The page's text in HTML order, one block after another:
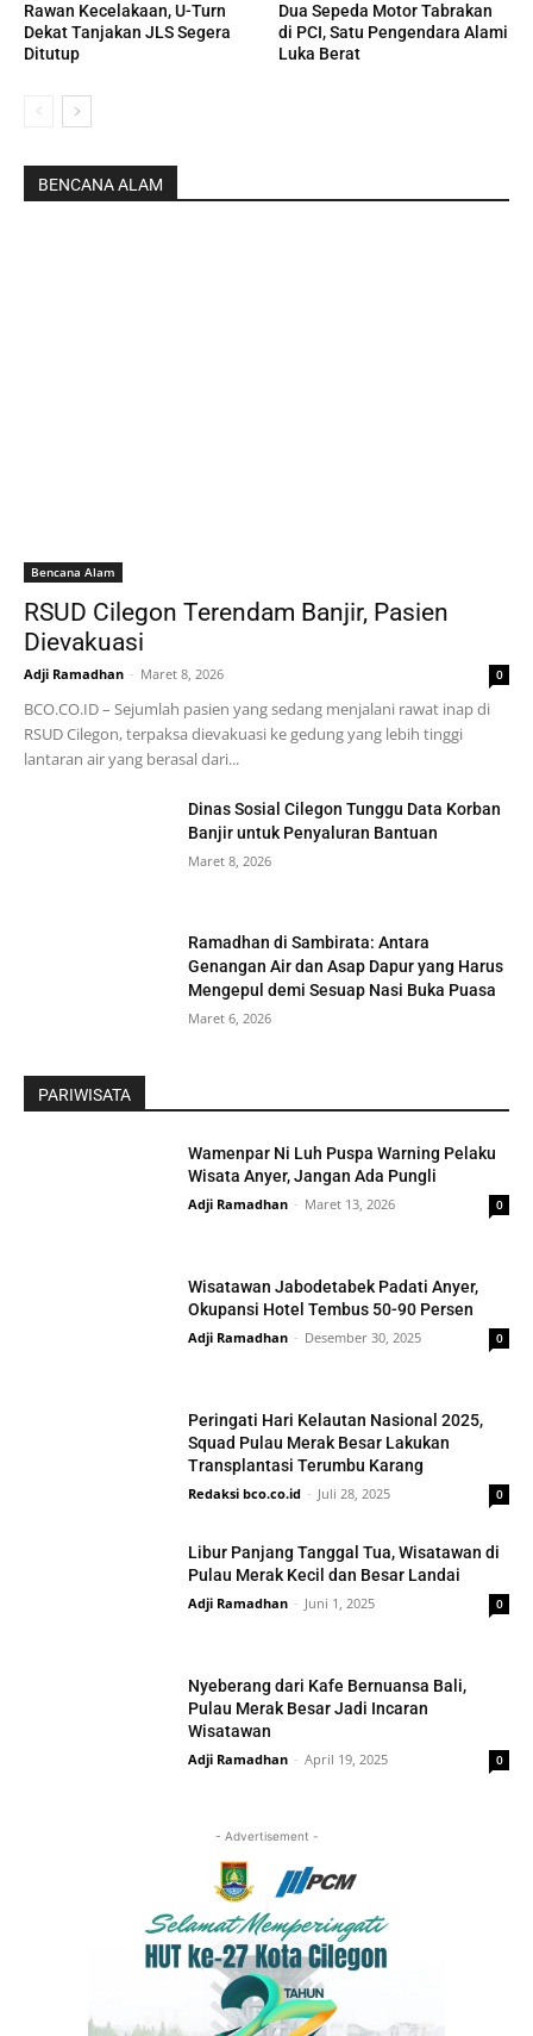
Rawan Kecelakaan, U-Turn
Dekat Tanjakan JLS Segera
Ditutup
Dua Sepeda Motor Tabrakan
di PCI, Satu Pengendara Alami
Luka Berat
BENCANA ALAM
Bencana Alam
RSUD Cilegon Terendam Banjir, Pasien
Dievakuasi
Adji Ramadhan - Maret 8, 2026 0
BCO.CO.ID – Sejumlah pasien yang sedang menjalani rawat inap di
RSUD Cilegon, terpaksa dievakuasi ke gedung yang lebih tinggi
lantaran air yang berasal dari...
Dinas Sosial Cilegon Tunggu Data Korban
Banjir untuk Penyaluran Bantuan
Maret 8, 2026
Ramadhan di Sambirata: Antara
Genangan Air dan Asap Dapur yang Harus
Mengepul demi Sesuap Nasi Buka Puasa
Maret 6, 2026
PARIWISATA
Wamenpar Ni Luh Puspa Warning Pelaku
Wisata Anyer, Jangan Ada Pungli
Adji Ramadhan - Maret 13, 2026 0
Wisatawan Jabodetabek Padati Anyer,
Okupansi Hotel Tembus 50-90 Persen
Adji Ramadhan - Desember 30, 2025 0
Peringati Hari Kelautan Nasional 2025,
Squad Pulau Merak Besar Lakukan
Transplantasi Terumbu Karang
Redaksi bco.co.id - Juli 28, 2025 0
Libur Panjang Tanggal Tua, Wisatawan di
Pulau Merak Kecil dan Besar Landai
Adji Ramadhan - Juni 1, 2025 0
Nyeberang dari Kafe Bernuansa Bali,
Pulau Merak Besar Jadi Incaran
Wisatawan
Adji Ramadhan - April 19, 2025 0
- Advertisement -